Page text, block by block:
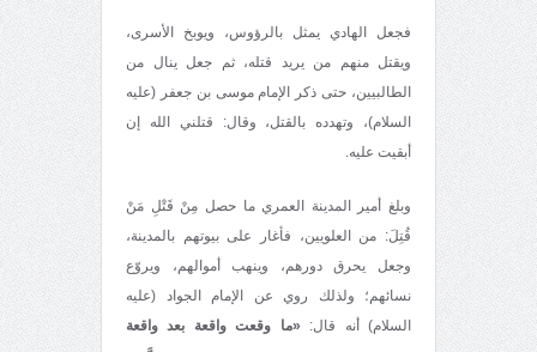
فجعل الهادي يمثل بالرؤوس، ويوبخ الأسرى،
ويقتل منهم من يريد قتله، ثم جعل ينال من
الطالبيين، حتى ذكر الإمام موسى بن جعفر (عليه
السلام)، وتهدده بالقتل، وقال: قتلني الله إن
أبقيت عليه.
وبلغ أمير المدينة العمري ما حصل مِنْ قَتْلِ مَنْ
قُتِلَ: من العلويين، فأغار على بيوتهم بالمدينة،
وجعل يحرق دورهم، وينهب أموالهم، ويروّع
نسائهم؛ ولذلك روي عن الإمام الجواد (عليه
السلام) أنه قال: «ما وقعت واقعة بعد واقعة